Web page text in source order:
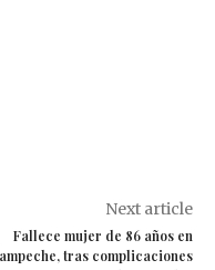
Next article
Fallece mujer de 86 años en
tras complicaciones